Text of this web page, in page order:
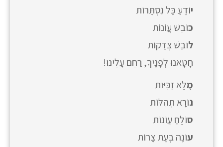
יוֹדֵעַ כָּל נִסְתָּרוֹת
כּוֹבֵשׁ עֲוֹנוֹת
לוֹבֵשׁ צְדָקוֹת
חָטָאנוּ לְפָנֶיךָ, רַחֵם עָלֵינוּ!
מָלֵא זַכִּיּוֹת
נוֹרָא תְהִלּוֹת
סוֹלֵחַ עֲוֹנוֹת
עוֹנֶה בְּעֵת צָרוֹת